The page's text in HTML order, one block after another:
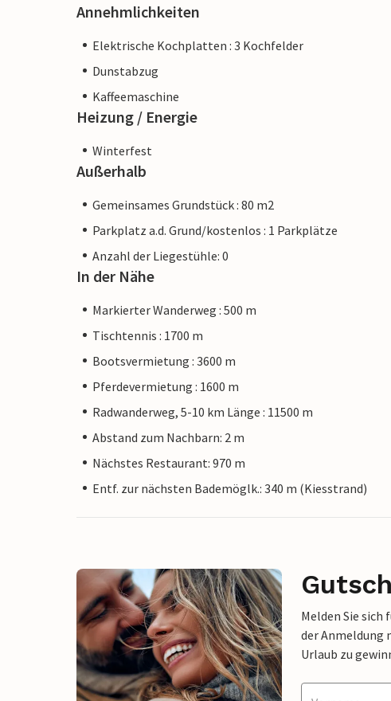
Annehmlichkeiten
Elektrische Kochplatten : 3 Kochfelder
Dunstabzug
Kaffeemaschine
Heizung / Energie
Winterfest
Außerhalb
Gemeinsames Grundstück : 80 m2
Parkplatz a.d. Grund/kostenlos : 1 Parkplätze
Anzahl der Liegestühle: 0
In der Nähe
Markierter Wanderweg : 500 m
Tischtennis : 1700 m
Bootsvermietung : 3600 m
Pferdevermietung : 1600 m
Radwanderweg, 5-10 km Länge : 11500 m
Abstand zum Nachbarn: 2 m
Nächstes Restaurant: 970 m
Entf. zur nächsten Bademöglk.: 340 m (Kiesstrand)
Melden Sie
der Anmeldung
Urlaub zu